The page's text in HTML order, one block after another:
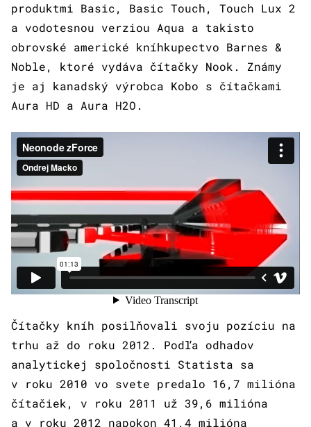
produktmi Basic, Basic Touch, Touch Lux 2
a vodotesnou verziou Aqua a takisto
obrovské americké kníhkupectvo Barnes &
Noble, ktoré vydáva čítačky Nook. Známy
je aj kanadský výrobca Kobo s čítačkami
Aura HD a Aura H2O.
Čítačky kníh posilňovali svoju pozíciu na
trhu až do roku 2012. Podľa odhadov
analytickej spoločnosti Statista sa
v roku 2010 vo svete predalo 16,7 milióna
čítačiek, v roku 2011 už 39,6 milióna
a v roku 2012 napokon 41,4 milióna